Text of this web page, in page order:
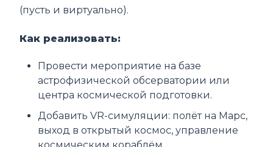
(пусть и виртуально).
Как реализовать:
Провести мероприятие на базе
астрофизической обсерватории или
центра космической подготовки.
Добавить VR-симуляции: полёт на Марс,
выход в открытый космос, управление